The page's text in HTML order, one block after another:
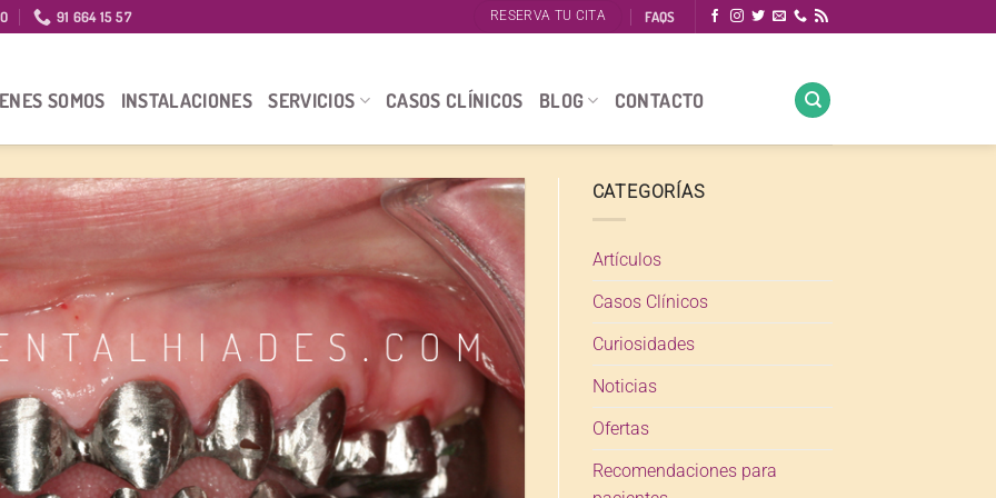
91 664 15 57 RESERVA TU CITA FAQS
SOMOS INSTALACIONES SERVICIOS CASOS CLÍNICOS BLOG CONTACTO
CATEGORÍAS
Artículos
Casos Clínicos
Curiosidades
Noticias
Ofertas
Recomendaciones para